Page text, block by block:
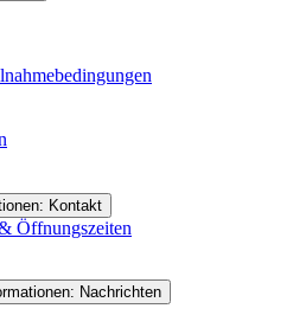
Kontakt
Öffnungszeiten
Nachrichten